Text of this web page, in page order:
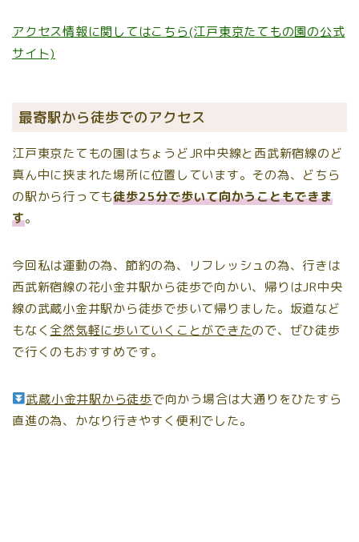
アクセス情報に関してはこちら(江戸東京たてもの園の公式
サイト)
最寄駅から徒歩でのアクセス
江戸東京たてもの園はちょうどJR中央線と西武新宿線のど
真ん中に挟まれた場所に位置しています。その為、どちら
の駅から行っても徒歩25分で歩いて向かうこともできま
す。
今回私は運動の為、節約の為、リフレッシュの為、行きは
西武新宿線の花小金井駅から徒歩で向かい、帰りはJR中央
線の武蔵小金井駅から徒歩で歩いて帰りました。坂道など
もなく全然気軽に歩いていくことができたので、ぜひ徒歩
で行くのもおすすめです。
武蔵小金井駅から徒歩で向かう場合は大通りをひたすら
直進の為、かなり行きやすく便利でした。